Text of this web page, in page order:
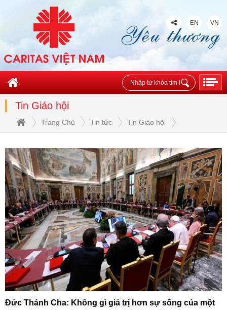
EN VN
Tin Giáo hội
Trang Chủ Tin tức Tin Giáo hội
Đức Thánh Cha: Không gì giá trị hơn sự sống của một